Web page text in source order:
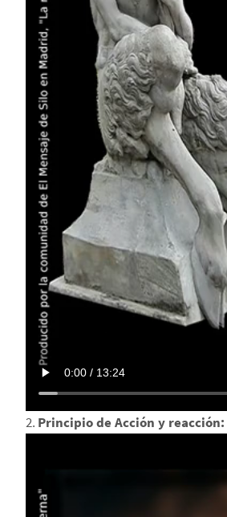
2. Principio de Acción y reacción: